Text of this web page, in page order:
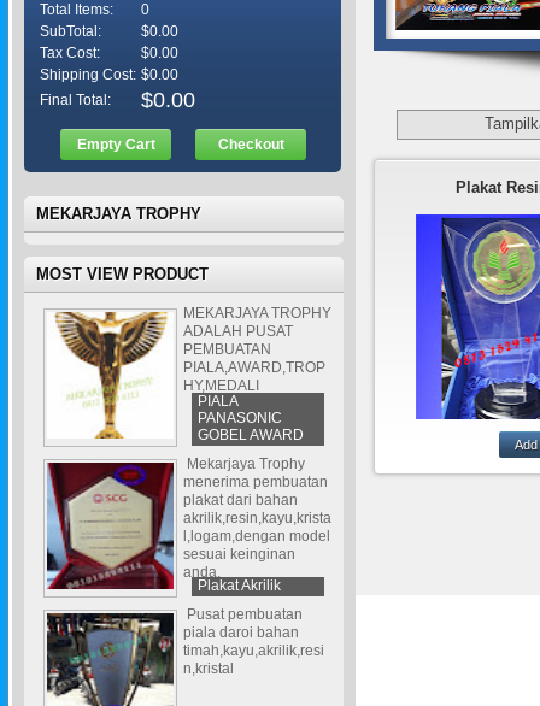
Plakat
pusatpembuatan
Total Items:
0
SubTotal:
$0.00
Tax Cost:
$0.00
Shipping Cost: $0.00
Final Total:
$0.00
Empty Cart Checkout
MEKARJAYA TROPHY
MOST VIEW PRODUCT
PIALA
PANASONIC
GOBEL AWARD
MEKARJAYA TROPHY
ADALAH PUSAT
PEMBUATAN
PIALA,AWARD,TROP
HY,MEDALI
Plakat Akrilik
Mekarjaya Trophy
menerima pembuatan
plakat dari bahan
akrilik,resin,kayu,krista
l,logam,dengan model
sesuai keinginan
anda.
Pusat pembuatan
piala daroi bahan
timah,kayu,akrilik,resi
n,kristal